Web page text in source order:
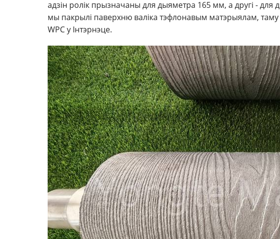
адзін ролік прызначаны для дыяметра 165 мм, а другі - для
мы пакрылі паверхню валіка тэфлонавым матэрыялам,
WPC у Інтэрнэце.